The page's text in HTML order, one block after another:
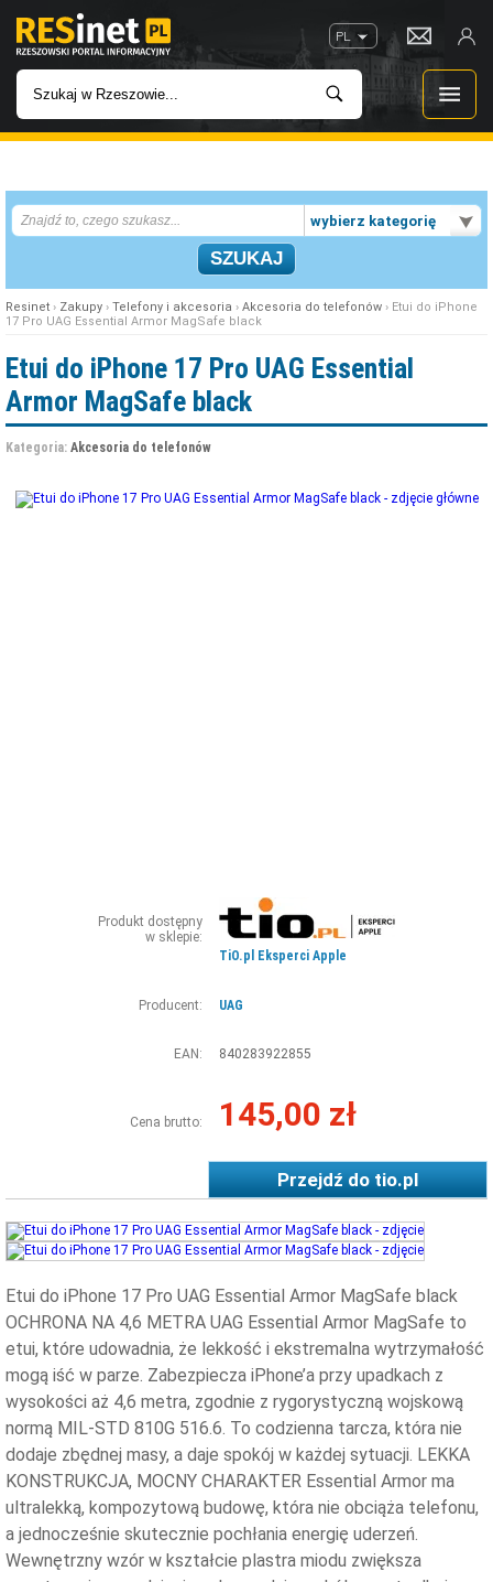
PL
INWESTYCJE
IMPREZY
W KINACH
wybierz kategorię
Resinet › Zakupy › Telefony i akcesoria › Akcesoria do telefonów › Etui do iPhone
17 Pro UAG Essential Armor MagSafe black
Etui do iPhone 17 Pro UAG Essential
Armor MagSafe black
Kategoria: Akcesoria do telefonów
Produkt dostępny
w sklepie:
TiO.pl Eksperci Apple
Producent: UAG
EAN: 840283922855
Cena brutto: 145,00 zł
Przejdź dotio.pl
Etui do iPhone 17 Pro UAG Essential Armor MagSafe black
OCHRONA NA 4,6 METRA UAG Essential Armor MagSafe to
etui, które udowadnia, że lekkość i ekstremalna wytrzymałość
mogą iść w parze. Zabezpiecza iPhone’a przy upadkach z
wysokości aż 4,6 metra, zgodnie z rygorystyczną wojskową
normą MIL-STD 810G 516.6. To codzienna tarcza, która nie
dodaje zbędnej masy, a daje spokój w każdej sytuacji. LEKKA
KONSTRUKCJA, MOCNY CHARAKTER Essential Armor ma
ultralekką, kompozytową budowę, która nie obciąża telefonu,
a jednocześnie skutecznie pochłania energię uderzeń.
Wewnętrzny wzór w kształcie plastra miodu zwiększa